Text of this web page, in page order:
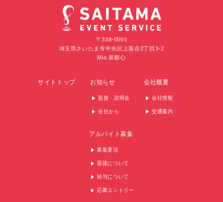
〒338-0001
埼玉県さいたま市中央区上落合2丁目3-2
Mio 新都心
サイトトップ お知らせ
面接・説明会
会社から
会社概要
会社情報
交通案内
アルバイト募集
募集要項
面接について
給与について
応募エントリー